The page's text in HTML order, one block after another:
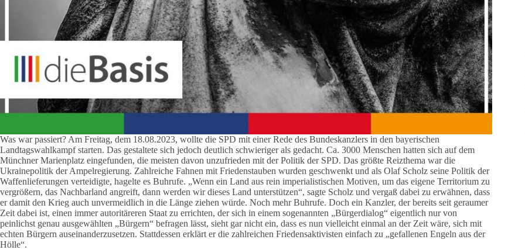
Was war passiert? Am Freitag, dem 18.08.2023, wollte die SPD mit einer Rede des Bundeskanzlers in den bayerischen
Landtagswahlkampf starten. Das gestaltete sich jedoch deutlich schwieriger als gedacht. Ca. 3000 Menschen hatten sich auf dem
Münchner Marienplatz eingefunden, die meisten davon unzufrieden mit der Politik der SPD. Das größte Reizthema war die
Ukrainepolitik der Ampelregierung. Zahlreiche Fahnen mit Friedenstauben wurden geschwenkt und als Olaf Scholz seine Politik der
Waffenlieferungen verteidigte, hagelte es Buhrufe. „Wenn ein Land aus rein imperialistischen Motiven, um das eigene Territorium zu
vergrößern, das Nachbarland angreift, dann werden wir dieses Land unterstützen“, sagte Scholz und vergaß dabei zu erwähnen, dass
er damit den Krieg auch unvermeidlich in die Länge ziehen würde. Noch mehr Buhrufe. Doch ein Kanzler, der bereits seit geraumer
Zeit dabei ist, einen immer autoritäreren Staat zu errichten, der sich in einem sogenannten „Bürgerdialog“ eigentlich nur von
peinlichst genau ausgewählten „Bürgern“ befragen lässt, sieht gar nicht ein, dass es nun vielleicht einmal an der Zeit wäre, sich mit
echten Bürgern auseinanderzusetzen. Stattdessen erklärt er die zahlreichen Friedensaktivisten einfach zu „gefallenen Engeln aus der
Hölle“.